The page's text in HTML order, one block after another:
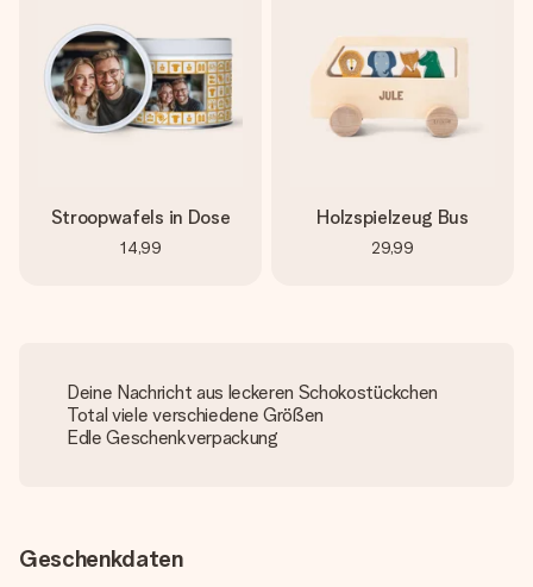
Stroopwafels in Dose
14,99
Holzspielzeug Bus
29,99
Deine Nachricht aus leckeren Schokostückchen
Total viele verschiedene Größen
Edle Geschenkverpackung
Geschenkdaten